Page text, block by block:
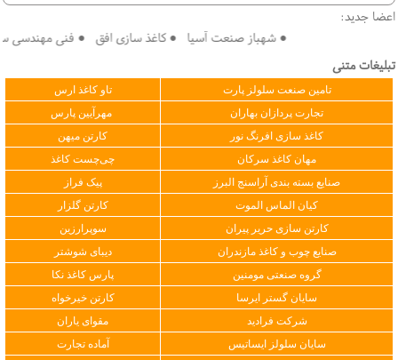
اعضا جدید:
● شهباز صنعت آسیا ● کاغذ سازی افق ● فنی مهندسی
تبلیغات متنی
تامین صنعت سلولز پارت
تاو کاغذ ارس
تجارت پردازان بهاران
مهرآیین پارس
کاغذ سازی افرنگ نور
کارتن میهن
مهان کاغذ سرکان
چی‌چست کاغذ
صنایع بسته بندی آراسنج البرز
پیک فراز
کیان الماس الموت
کارتن گلزار
کارتن سازی حریر پیران
سوپرارزین
صنایع چوب و کاغذ مازندران
دیبای شوشتر
گروه صنعتی مومنین
پارس کاغذ نکا
سایان گستر ایرسا
کارتن خیرخواه
شرکت فرادید
مقوای یاران
سایان سلولز ایساتیس
آماده تجارت